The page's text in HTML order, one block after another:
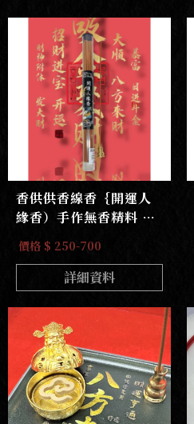
香供供香線香｛開運人
緣香）手作無香精料 正
台灣沈水肖楠原材 90%
價格 $ 250-700
詳細資料